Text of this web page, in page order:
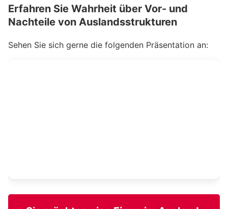
Erfahren Sie Wahrheit über Vor- und
Nachteile von Auslandsstrukturen
Sehen Sie sich gerne die folgenden Präsentation an: